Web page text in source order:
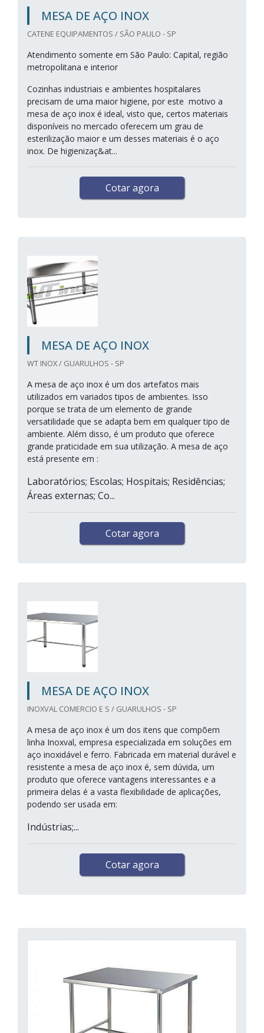
MESA DE AÇO INOX
CATENE EQUIPAMENTOS / SÃO PAULO - SP
Atendimento somente em São Paulo: Capital, região
metropolitana e interior
Cozinhas industriais e ambientes hospitalares
precisam de uma maior higiene, por este motivo a
mesa de aço inox é ideal, visto que, certos materiais
disponíveis no mercado oferecem um grau de
esterilização maior e um desses materiais é o aço
inox. De higienizaç&at...
Cotar agora
MESA DE AÇO INOX
WT INOX / GUARULHOS - SP
A mesa de aço inox é um dos artefatos mais
utilizados em variados tipos de ambientes. Isso
porque se trata de um elemento de grande
versatilidade que se adapta bem em qualquer tipo de
ambiente. Além disso, é um produto que oferece
grande praticidade em sua utilização. A mesa de aço
está presente em :
Laboratórios; Escolas; Hospitais; Residências;
Áreas externas; Co...
Cotar agora
MESA DE AÇO INOX
INOXVAL COMERCIO E S / GUARULHOS - SP
A mesa de aço inox é um dos itens que compõem
linha Inoxval, empresa especializada em soluções em
aço inoxidável e ferro. Fabricada em material durável e
resistente a mesa de aço inox é, sem dúvida, um
produto que oferece vantagens interessantes e a
primeira delas é a vasta flexibilidade de aplicações,
podendo ser usada em:
Indústrias;...
Cotar agora